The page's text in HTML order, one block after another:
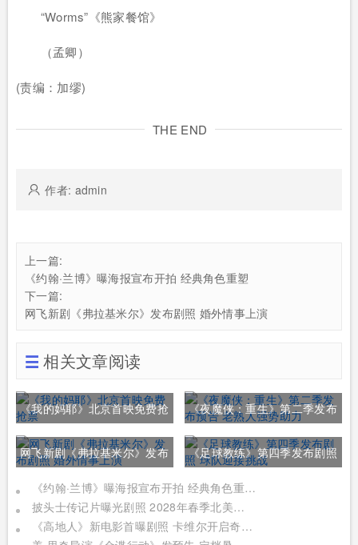
“Worms”《熊家餐馆》
（孟卿）
(责编：加缪)
THE END
作者: admin
上一篇:
《约翰·兰博》曝海报宣布开拍 经典角色重塑
下一篇:
网飞新剧《弗拉基米尔》发布剧照 婚外情事上演
相关文章阅读
《我的妈耶》北京首映免费抢
票
《夜魔侠：重生》第二季发布
预告 老熟人强势助力
网飞新剧《弗拉基米尔》发布
剧照 婚外情事上演
《足球教练》第四季发布剧照
球队迎接挑战《约翰·兰博》曝海报宣布开拍 经典角色重塑
披头士传记片曝光剧照 2028年春季北美上映
《高地人》新电影首曝剧照 卡维尔开启奇幻冒险